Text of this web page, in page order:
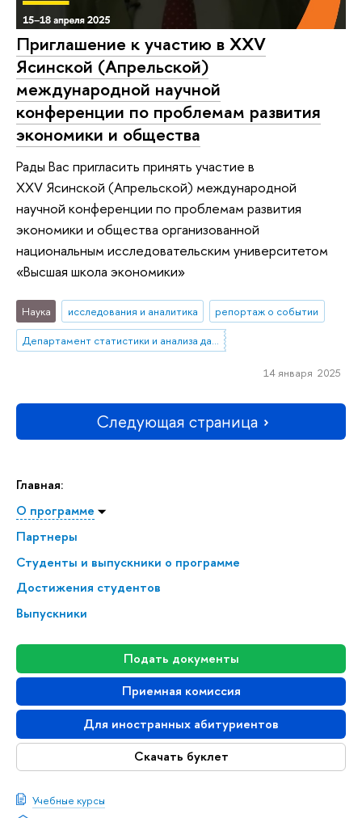
Главная:
О программе
Партнеры
Студенты и выпускники о программе
Достижения студентов
Выпускники
Подать документы
Приемная комиссия
Для иностранных абитуриентов
Скачать буклет
Учебные курсы
Приглашение к участию в XXV
Ясинской (Апрельской)
международной научной
конференции по проблемам развития
экономики и общества
Рады Вас пригласить принять участие в
XXV Ясинской (Апрельской) международной
научной конференции по проблемам развития
экономики и общества организованной
национальным исследовательским университетом
«Высшая школа экономики»
Наука исследования и аналитика
репортаж о событии
Департамент статистики и анализа данных
14 января 2025
Следующая страница